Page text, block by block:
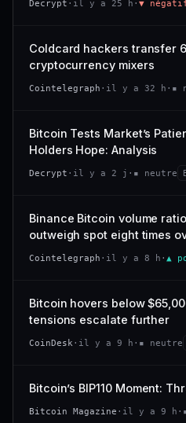
−0,4 %
−94,7 %
CONFIANCE
VAR. 7 J
CONFIANCE
Decrypt · il y a 25 h · ▼
Coldcard hackers transfer
cryptocurrency mixers
Cointelegraph · il y a 32 h · ▪
Bitcoin Tests Market’s
Holders Hope: Analysis
Decrypt · il y a 2 j · ▪ neutre
Binance Bitcoin volume
outweigh spot eight times
Cointelegraph · il y a 8 h · ▲
Bitcoin hovers below
tensions escalate further
CoinDesk · il y a 9 h · ▪ neutre
Bitcoin’s BIP110 Moment:
Bitcoin Magazine · il y a 9 h ·